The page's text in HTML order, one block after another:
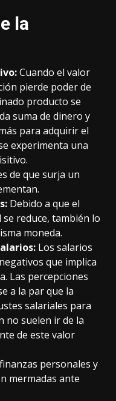
la
Cuando el valor
pierde poder de
producto se
suma de dinero y
para adquirir el
experimenta una
de que surja un
Debido a que el
reduce, también lo
moneda.
Los salarios
que implica
Las percepciones
a la par que la
salariales para
no suelen ir de la
de este valor
personales y
mermadas ante